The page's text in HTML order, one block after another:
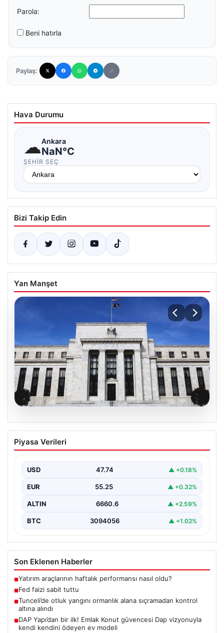
Parola:
Beni hatırla
Paylaş:
Hava Durumu
☁Ankara
NaN°C
ŞEHIR SEÇ
Bizi Takip Edin
Yan Manşet
06.08.2026
Fed faizi sabit tuttu
Piyasa Verileri
USD 47.74 ▲ +0.18%
EUR 55.25 ▲ +0.32%
ALTIN 6660.6 ▲ +2.59%
BTC 3094056 ▲ +1.02%
Son Eklenen Haberler
■Yatırım araçlarının haftalık performansı nasıl oldu?
■Fed faizi sabit tuttu
■Tunceli’de otluk yangını ormanlık alana sıçramadan kontrol
altına alındı
■DAP Yapı’dan bir ilk! Emlak Konut güvencesi Dap vizyonuyla
kendi kendini ödeyen ev modeli